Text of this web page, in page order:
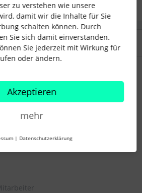
Älteste zuerst
Erfahrungen die Community hier
zu verstehen wie unsere
damit wir die Inhalte für Sie
schalten können. Durch
Sie sich damit einverstanden.
Sie jederzeit mit Wirkung für
oder ändern.
Akzeptieren
mehr
| Datenschutzerklärung